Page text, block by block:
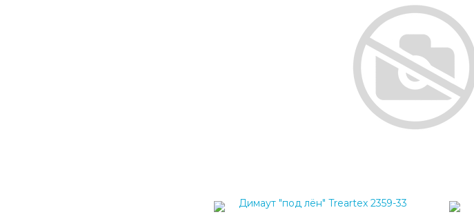
Димаут "под лён" Treartex 2359-33